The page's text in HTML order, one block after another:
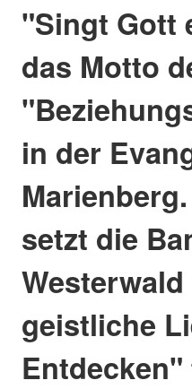
"Singt Gott
das Motto
in der
setzt die
geistliche